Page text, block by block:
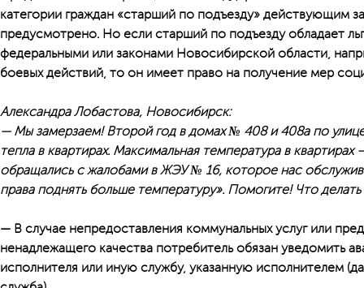
категории граждан «старший по подъезду» действующим
предусмотрено. Но если старший по подъезду обладает
федеральными или законами Новосибирской области,
боевых действий, то он имеет право на получение мер
Александра Лобастова, Новосибирск:
— Мы замерзаем! Второй год в домах № 408 и 408а по
тепла в квартирах. Максимальная температура в
обращались с жалобами в ЖЭУ № 16, которое нас
права поднять больше температуру». Помогите! Что
— В случае непредоставления коммунальных услуг или
ненадлежащего качества потребитель обязан уведомить
исполнителя или иную службу, указанную исполнителем